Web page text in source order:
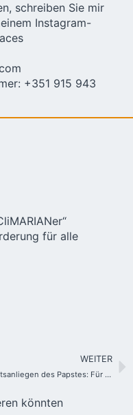
schreiben Sie mir
Instagram-
+351 915 943
für alle
WEITER
Gebetsanliegen des Papstes: Für die Pilger der Hoffnung
könnten